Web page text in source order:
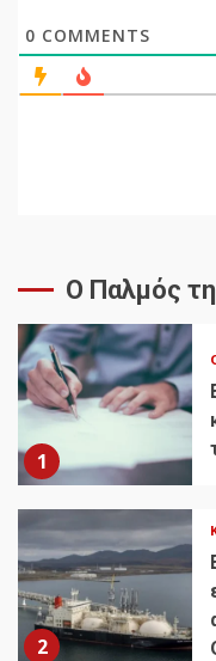
0 COMMENTS
Ο Παλμός
1
2